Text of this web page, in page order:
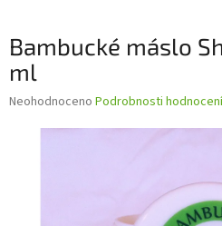
Bambucké máslo
ml
Průměrné
Neohodnoceno Podrobnosti hodnocení